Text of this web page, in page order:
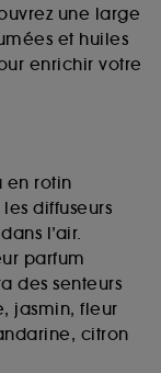
une large
et huiles
enrichir votre
en rotin
diffuseurs
l’air.
parfum
des senteurs
jasmin, fleur
citron